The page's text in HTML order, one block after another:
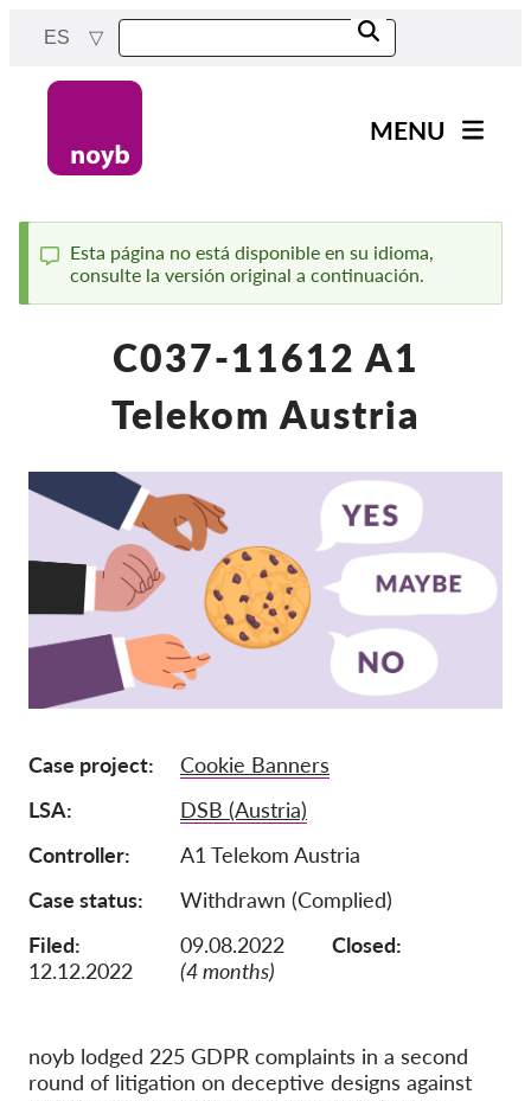
content
ES
navigation
MENU
Proyectos
Todos los casos
Reports & Resources
Exercise your rights!
¡Apoyanos!
Afiliación
Donaciones
Tax deductability
Sobre nosotros
Equipo
Informes anuales
Preguntas frecuentes
Empleos
OnionShare
Status
message
Esta página no está disponible en su idioma,
consulte la versión original a continuación.
C037-11612 A1
Telekom Austria
Case project
Cookie Banners
LSA
DSB (Austria)
Controller
A1 Telekom Austria
Case status
Withdrawn (Complied)
Filed:
09.08.2022
Closed:
12.12.2022
(4 months)
noyb lodged 225 GDPR complaints in a second
round of litigation on deceptive designs against